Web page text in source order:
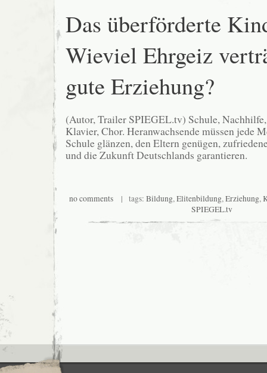
Das überförderte
Wieviel Ehrgeiz
gute Erziehung?
(Autor, Trailer SPIEGEL.tv) Schule,
Klavier, Chor. Heranwachsende müssen jede
Schule glänzen, den Eltern genügen,
und die Zukunft Deutschlands garantieren.
no comments| tags: Bildung,Elitenbildung,Erziehung,
SPIEGEL.tv